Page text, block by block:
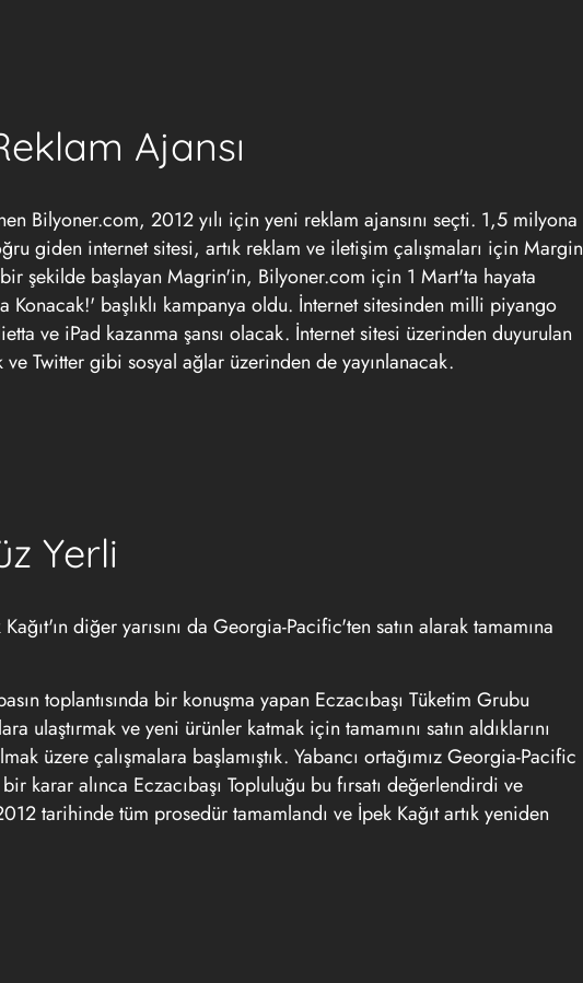
Ajansı
Bilyoner.com, 2012 yılı için yeni reklam ajansını seçti. 1,5 milyona
giden internet sitesi, artık reklam ve iletişim çalışmaları için Margin
bir şekilde başlayan Magrin'in, Bilyoner.com için 1 Mart'ta hayata
Konacak!' başlıklı kampanya oldu. İnternet sitesinden milli piyango
ve iPad kazanma şansı olacak. İnternet sitesi üzerinden duyurulan
Twitter gibi sosyal ağlar üzerinden de yayınlanacak.
Yerli
diğer yarısını da Georgia-Pacific'ten satın alarak tamamına
toplantısında bir konuşma yapan Eczacıbaşı Tüketim Grubu
ulaştırmak ve yeni ürünler katmak için tamamını satın aldıklarını
üzere çalışmalara başlamıştık. Yabancı ortağımız Georgia-Pacific
karar alınca Eczacıbaşı Topluluğu bu fırsatı değerlendirdi ve
tarihinde tüm prosedür tamamlandı ve İpek Kağıt artık yeniden